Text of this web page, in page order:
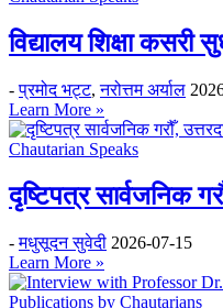
विद्यालय शिक्षा कसरी
-प्रमोद भट्ट,नरोत्तम अर्याल
Learn More »
Chautarian Speaks
दृष्टिपत्र सार्वजनिक
-मधुसूदन सुवेदी 2026-07-15
Learn More »
Publications by Chautarians